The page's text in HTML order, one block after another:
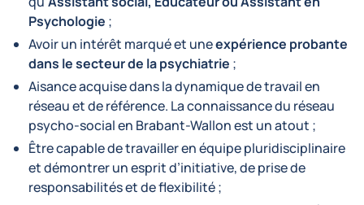
Psychologie ;
Avoir un intérêt marqué et uneexpérience probante
dans le secteur de la psychiatrie ;
Aisance acquise dans la dynamique de travail en
réseau et de référence. La connaissance du réseau
psycho-social en Brabant-Wallon est un atout ;
Être capable de travailler en équipe pluridisciplinaire
et démontrer un esprit d’initiative, de prise de
responsabilités et de flexibilité ;